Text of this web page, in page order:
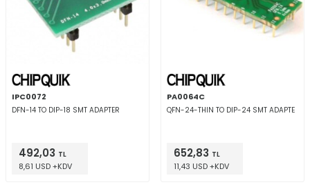
IPC0072
DFN-14 TO DIP-18 SMT ADAPTER
492,03 TL
8,61 USD +KDV
PA0064C
QFN-24-THIN TO DIP-24 SMT ADAPTE
652,83 TL
11,43 USD +KDV